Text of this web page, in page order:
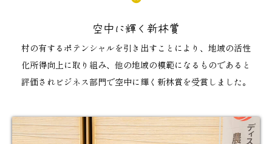
空中に輝く新林賞
村の有するポテンシャルを引き出すことにより、地域の活性
化所得向上に取り組み、他の地域の模範になるものであると
評価されビジネス部門で空中に輝く新林賞を受賞しました。